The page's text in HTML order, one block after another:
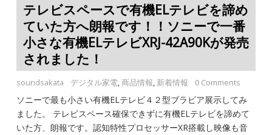
テレビスペースで有機ELテレビを諦め
ていた方へ朗報です！！ソニーで一番
小さな有機ELテレビXRJ-42A90Kが発売
されました！
soundsakata デジタル家電,商品情報, 新着情報 0 Comments
ソニーで最も小さい有機ELテレビ４２型ブラビア展示してみ
ました。 テレビスペース確保できずに有機ELテレビを諦めて
いた方、朗報です。認知特性プロセッサーXR搭載し映像も音